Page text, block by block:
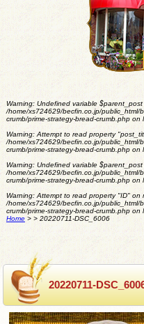
Warning: Undefined variable $parent_post
/home/xs724629/becfin.co.jp/public_html/
crumb/prime-strategy-bread-crumb.phpon
Warning: Attempt to read property
/home/xs724629/becfin.co.jp/public_html/
crumb/prime-strategy-bread-crumb.phpon
Warning: Undefined variable $parent_post
/home/xs724629/becfin.co.jp/public_html/
crumb/prime-strategy-bread-crumb.phpon
Warning: Attempt to read property "ID" on
/home/xs724629/becfin.co.jp/public_html/
crumb/prime-strategy-bread-crumb.phpon
Home> > 20220711-DSC_6006
20220711-